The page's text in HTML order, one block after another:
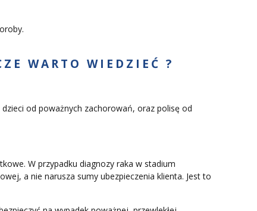
WARTO WIEDZIEĆ ?
od poważnych zachorowań, oraz polisę od
W przypadku diagnozy raka w stadium
a nie narusza sumy ubezpieczenia klienta. Jest to